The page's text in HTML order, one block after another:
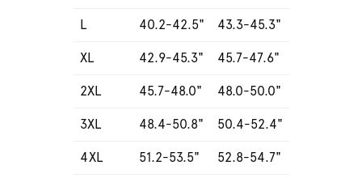
L 40.2-42.5" 43.3-45.3"
XL 42.9-45.3" 45.7-47.6"
2XL 45.7-48.0" 48.0-50.0"
3XL 48.4-50.8" 50.4-52.4"
4XL 51.2-53.5" 52.8-54.7"